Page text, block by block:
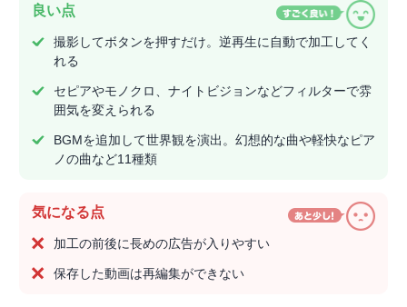
良い点
撮影してボタンを押すだけ。逆再生に自動で加工してく
れる
セピアやモノクロ、ナイトビジョンなどフィルターで雰
囲気を変えられる
BGMを追加して世界観を演出。幻想的な曲や軽快なピア
ノの曲など11種類
気になる点
加工の前後に長めの広告が入りやすい
保存した動画は再編集ができない